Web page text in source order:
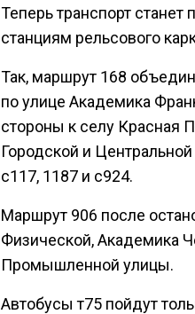
Теперь транспорт
станциям рельсового
Так, маршрут 168
по улице Академика
стороны к селу Красная
Городской и
с117, 1187 и с924.
Маршрут 906 после
Физической, Академика
Промышленной улицы.
Автобусы т75 пойдут